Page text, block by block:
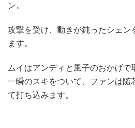
ン。
攻撃を受け、動きが鈍ったシェン
ます。
ムイはアンディと風子のおかげで
一瞬のスキをついて、ファンは随
て打ち込みます。